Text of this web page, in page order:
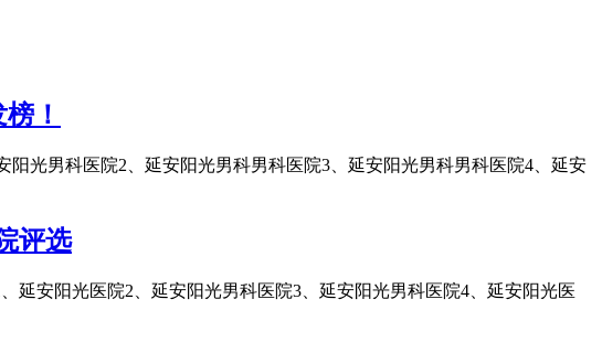
！
光男科医院2、延安阳光男科男科医院3、延安阳光男科男科医院4、延安
评选
延安阳光医院2、延安阳光男科医院3、延安阳光男科医院4、延安阳光医